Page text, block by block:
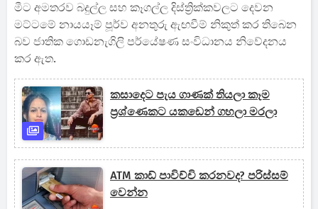
මීට අමතරව බදුල්ල සහ කෑගල්ල දිස්ත්‍රික්කවලට දෙවන
මට්ටමේ නායයෑම් පූර්ව අනතුරු ඇඟවීම් නිකුත් කර තිබෙන
බව ජාතික ගොඩනැගිලි පර්යේෂණ සංවිධානය නිවේදනය
කර ඇත.
කසාදෙට පැය ගාණක් තියලා කෑම
ප්‍රශ්ණෙකට යකඩෙන් ගහලා මරලා
ATM කාඩ් පාවිච්චි කරනවද? පරිස්සම්
වෙන්න